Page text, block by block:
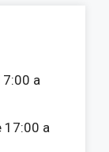
a
17:00 a